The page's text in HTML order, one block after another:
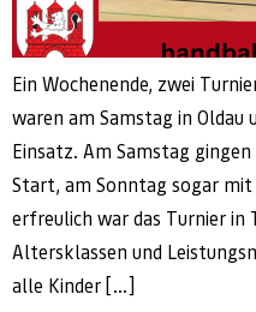
Ein Wochenende, zwei
waren am Samstag in Oldau
Einsatz. Am Samstag
Start, am Sonntag sogar mit
erfreulich war das Turnier in
Altersklassen und
alle Kinder […]